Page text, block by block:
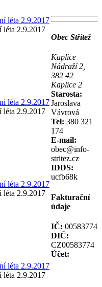
léta 2.9.2017
léta 2.9.2017
léta 2.9.2017
léta 2.9.2017
Obec Střítež
Kaplice
Nádraží 2,
382 42
Kaplice 2
Starosta:
Jaroslava
Vávrová
Tel: 380 321
174
E-mail:
obec@info-
stritez.cz
IDDS:
ucfb68k
Fakturační
údaje
IČ: 00583774
DIČ:
CZ00583774
Účet: